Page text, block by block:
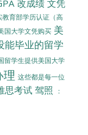
改成绩 文凭
教育部学历认证（高
国大学文凭购买 美
能毕业的留学
留学生提供美国大学
理 这些都是每一位
思考试 驾照
：